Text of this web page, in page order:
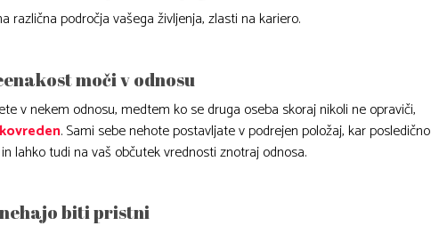
različna področja vašega življenja, zlasti na kariero.
moči v odnosu
v nekem odnosu, medtem ko se druga oseba skoraj nikoli ne opraviči,
. Sami sebe nehote postavljate v podrejen položaj, kar posledično
lahko tudi na vaš občutek vrednosti znotraj odnosa.
biti pristni